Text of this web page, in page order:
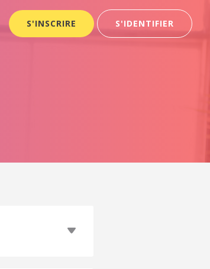
S'INSCRIRE S'IDENTIFIER